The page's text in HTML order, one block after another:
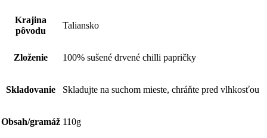
Krajina
pôvodu
Taliansko
Zloženie 100% sušené drvené chilli papričky
Skladovanie Skladujte na suchom mieste, chráňte pred vlhkosťou
Obsah/gramáž 110g